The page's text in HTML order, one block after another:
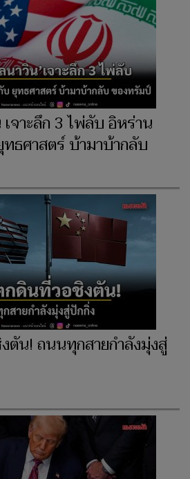
จาะลึก 3 ไพ่ลับ อิหร่าน
ธศาสตร์ บ้ามาบ้ากลับ
ตัน! ถนนทุกสายกำลังมุ่งสู่